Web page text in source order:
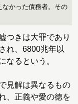
なかった債務者。その
つきは大罪であり
れ、6800兆年以
なるという。
見解は異なるもの
、正義や愛の徳を